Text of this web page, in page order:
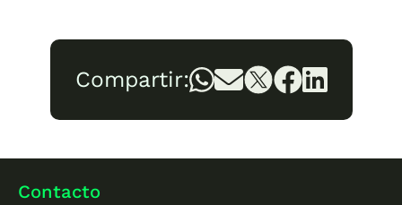
Compartir:
Contacto